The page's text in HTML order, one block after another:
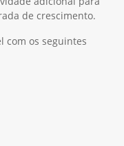
de crescimento.
com os seguintes